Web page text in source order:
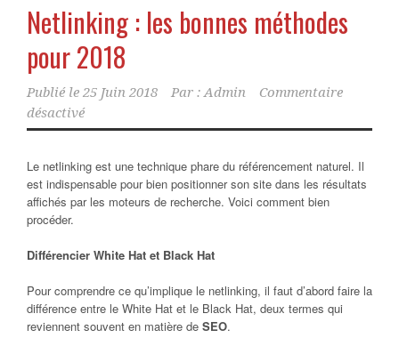
Netlinking : les bonnes méthodes
pour 2018
Publié le 25 Juin 2018 Par : Admin
Commentaire
désactivé
Le netlinking est une technique phare du référencement naturel. Il
est indispensable pour bien positionner son site dans les résultats
affichés par les moteurs de recherche. Voici comment bien
procéder.
Différencier White Hat et Black Hat
Pour comprendre ce qu’implique le netlinking, il faut d’abord faire la
différence entre le White Hat et le Black Hat, deux termes qui
reviennent souvent en matière de SEO.